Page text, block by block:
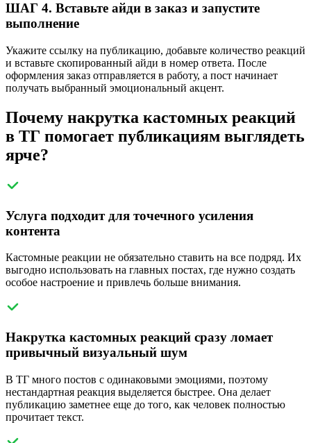
ШАГ 4. Вставьте айди в заказ и запустите
выполнение
Укажите ссылку на публикацию, добавьте количество реакций
и вставьте скопированный айди в номер ответа. После
оформления заказ отправляется в работу, а пост начинает
получать выбранный эмоциональный акцент.
Почему накрутка кастомных реакций
в ТГ помогает публикациям выглядеть
ярче?
Услуга подходит для точечного усиления
контента
Кастомные реакции не обязательно ставить на все подряд. Их
выгодно использовать на главных постах, где нужно создать
особое настроение и привлечь больше внимания.
Накрутка кастомных реакций сразу ломает
привычный визуальный шум
В TГ много постов с одинаковыми эмоциями, поэтому
нестандартная реакция выделяется быстрее. Она делает
публикацию заметнее еще до того, как человек полностью
прочитает текст.